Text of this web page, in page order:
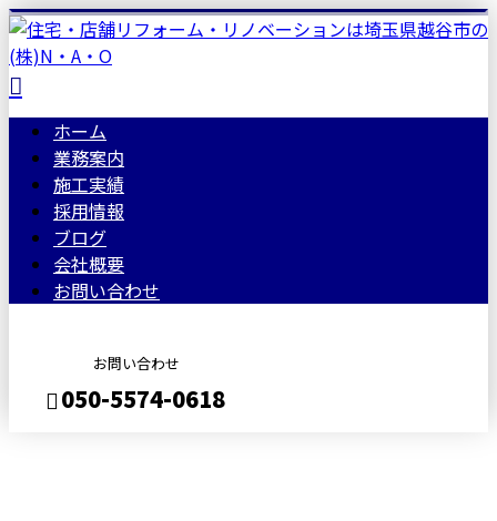
ホーム
業務案内
施工実績
採用情報
ブログ
会社概要
お問い合わせ
お問い合わせ
050-5574-0618